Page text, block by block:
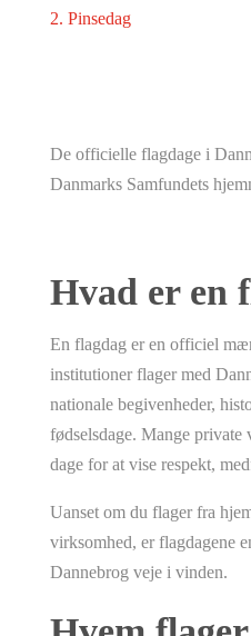
2. Pinsedag
De officielle flagdage i
Danmarks Samfundets
Hvad er en
En flagdag er en officiel
institutioner flager med
nationale begivenheder,
fødselsdage. Mange private
dage for at vise respekt,
Uanset om du flager fra
virksomhed, er flagdagene
Dannebrog veje i vinden.